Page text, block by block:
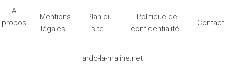
A
propos
-
Mentions
légales -
Plan du
site -
Politique de
confidentialité -
Contact
ardc-la-maline.net